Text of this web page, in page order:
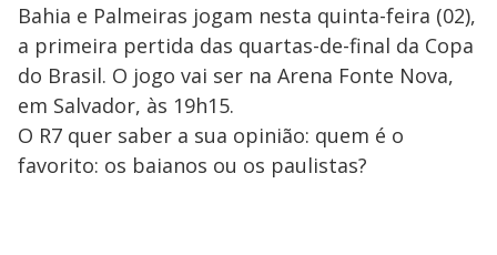
Bahia e Palmeiras jogam nesta quinta-feira (02),
a primeira pertida das quartas-de-final da Copa
do Brasil. O jogo vai ser na Arena Fonte Nova,
em Salvador, às 19h15.
O R7 quer saber a sua opinião: quem é o
favorito: os baianos ou os paulistas?